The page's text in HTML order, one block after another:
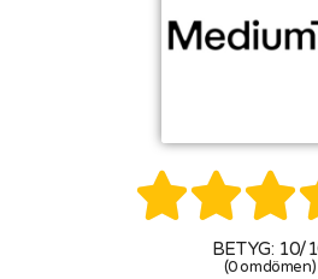

BETYG: 10/
(0 omdömen)